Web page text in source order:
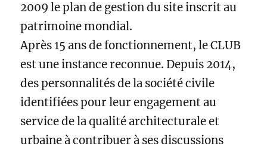
2009 le plan de gestion du site inscrit au
patrimoine mondial.
Après 15 ans de fonctionnement, le CLUB
est une instance reconnue. Depuis 2014,
des personnalités de la société civile
identifiées pour leur engagement au
service de la qualité architecturale et
urbaine à contribuer à ses discussions